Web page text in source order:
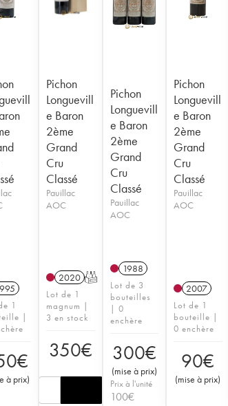
1
|
€
à prix)
Pichon
Longuevill
e Baron
2ème
Grand
Cru
Classé
Pauillac
AOC
2020 T
Lot de 1
magnum |
3 en stock
350€
Pichon
Longuevill
e Baron
2ème
Grand
Cru
Classé
Pauillac
AOC
1988
Lot de 3
bouteilles
| 0
enchère
300€
(mise à prix)
Prix à l'unité
100€
Pichon
Longuevill
e Baron
2ème
Grand
Cru
Classé
Pauillac
AOC
2007
Lot de 1
bouteille |
0 enchère
90€
(mise à prix)